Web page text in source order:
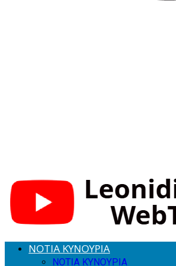
ΝΟΤΙΑ ΚΥΝΟΥΡΙΑ
ΝΟΤΙΑ ΚΥΝΟΥΡΙΑ